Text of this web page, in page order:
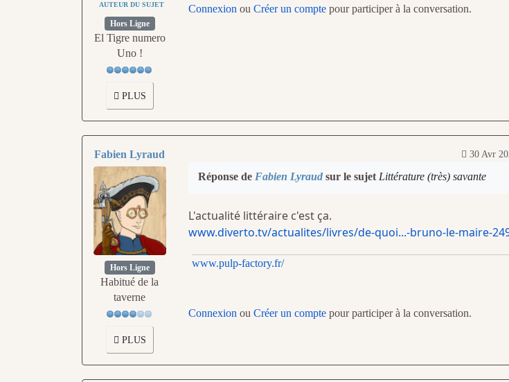
AUTEUR DU SUJET
Hors Ligne
El Tigre numero
Uno !
PLUS
Connexion ou Créer un comptepour participer à la conversation.
Fabien Lyraud
Hors Ligne
Habitué de la
taverne
PLUS
30 Avr
Réponse de Fabien Lyraudsur le sujet Littérature (très) savante
L'actualité littéraire c'est ça.
www.diverto.tv/actualites/livres/de-quoi...-bruno-le-maire-
www.pulp-factory.fr/
Connexion ou Créer un comptepour participer à la conversation.